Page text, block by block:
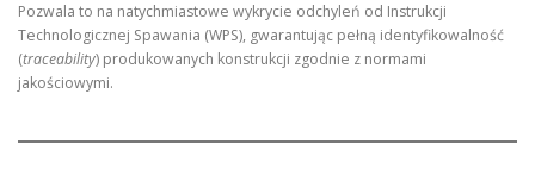
Pozwala to na natychmiastowe wykrycie odchyleń od Instrukcji
Technologicznej Spawania (WPS), gwarantując pełną identyfikowalność
(traceability) produkowanych konstrukcji zgodnie z normami
jakościowymi.